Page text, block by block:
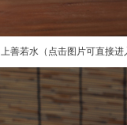
上善若水（点击图片可直接进